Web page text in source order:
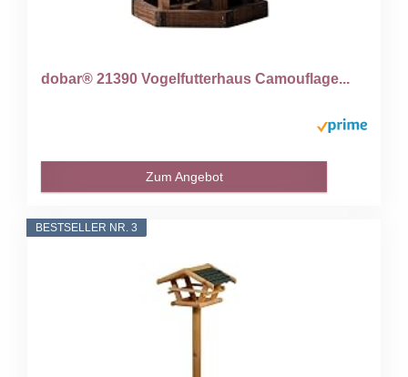
dobar® 21390 Vogelfutterhaus Camouflage...
Zum Angebot
BESTSELLER NR. 3